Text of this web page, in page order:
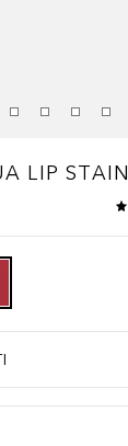
LIP STAIN